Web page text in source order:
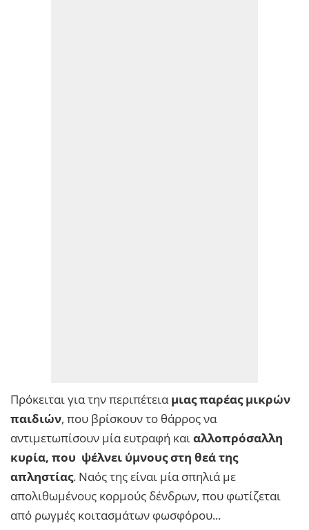
Πρόκειται για την περιπέτεια μιας παρέας μικρών
παιδιών, που βρίσκουν το θάρρος να
αντιμετωπίσουν μία ευτραφή καιαλλοπρόσαλλη
κυρία, που ψέλνει ύμνους στη θεά της
απληστίας. Ναός της είναι μία σπηλιά με
απολιθωμένους κορμούς δένδρων, που φωτίζεται
από ρωγμές κοιτασμάτων φωσφόρου...